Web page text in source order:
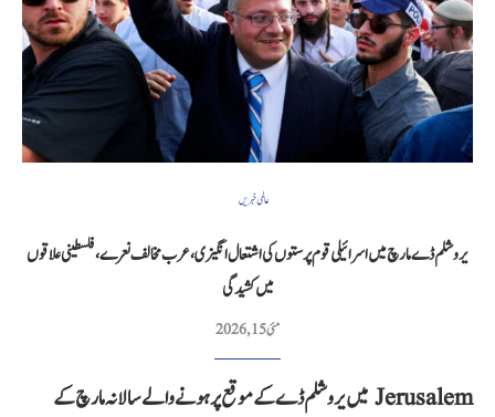
عالمی خبریں
یروشلم ڈے مارچ میں اسر ائیلی قوم پرستوں کی اشتعال انگیزی، عرب مخالف نعرے، فلسطینی علاقوں
میں کشیدگی
مئی 15, 2026
Jerusalem میں یروشلم ڈے کے موقع پر ہونے والے سالانہ مارچ کے